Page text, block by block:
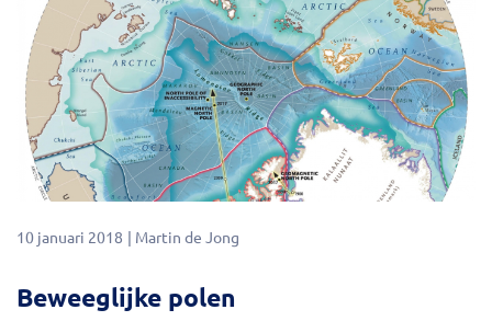
10 januari 2018 Martin de Jong
Beweeglijke polen